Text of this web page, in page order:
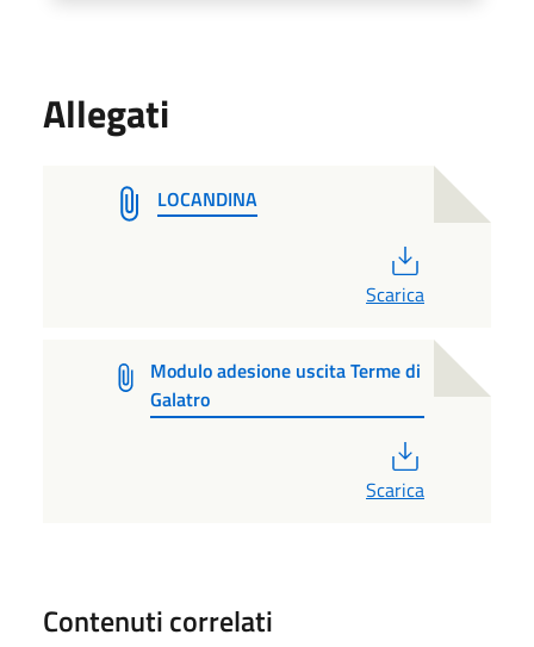
Allegati
LOCANDINA
Scarica
Modulo adesione uscita Terme di
Galatro
Scarica
Contenuti correlati